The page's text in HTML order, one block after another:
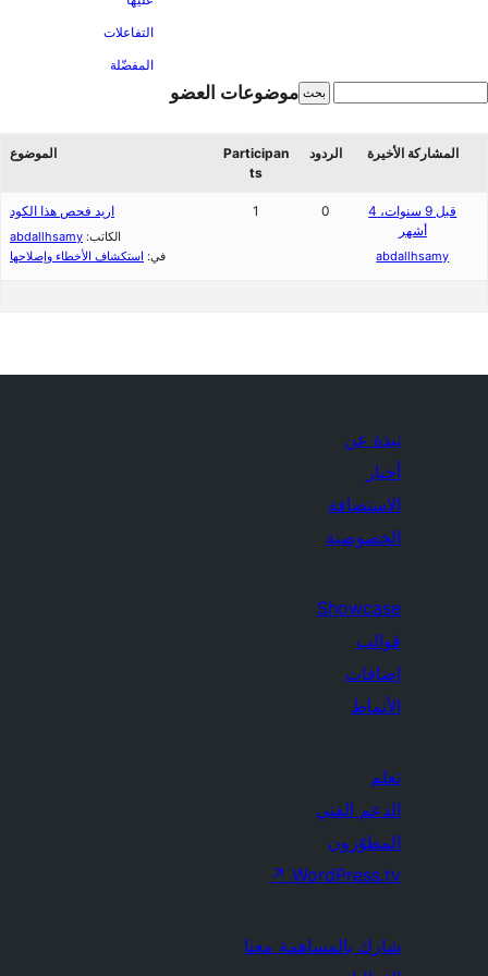
التفاعلات
المفضّلة
موضوعات العضو
الموضوع
Participan
ts
الردود المشاركة الأخيرة
اريد فحص هذا الكود
الكاتب: abdallhsamy
في: استكشاف الأخطاء وإصلاحها
1 0
قبل 9 سنوات، 4
أشهر
abdallhsamy
نبذة عن
أخبار
الاستضافة
الخصوصية
Showcase
قوالب
إضافات
الأنماط
تعلم
الدعم الفني
المطوّرون
WordPress.tv
↗
شارك بالمساهمة معنا